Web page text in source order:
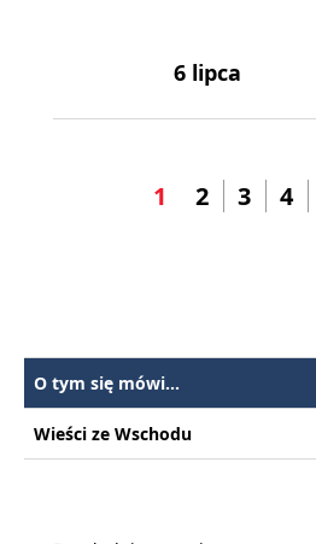
6 lipca
1 2 3 4
O tym się mówi...
Wieści ze Wschodu